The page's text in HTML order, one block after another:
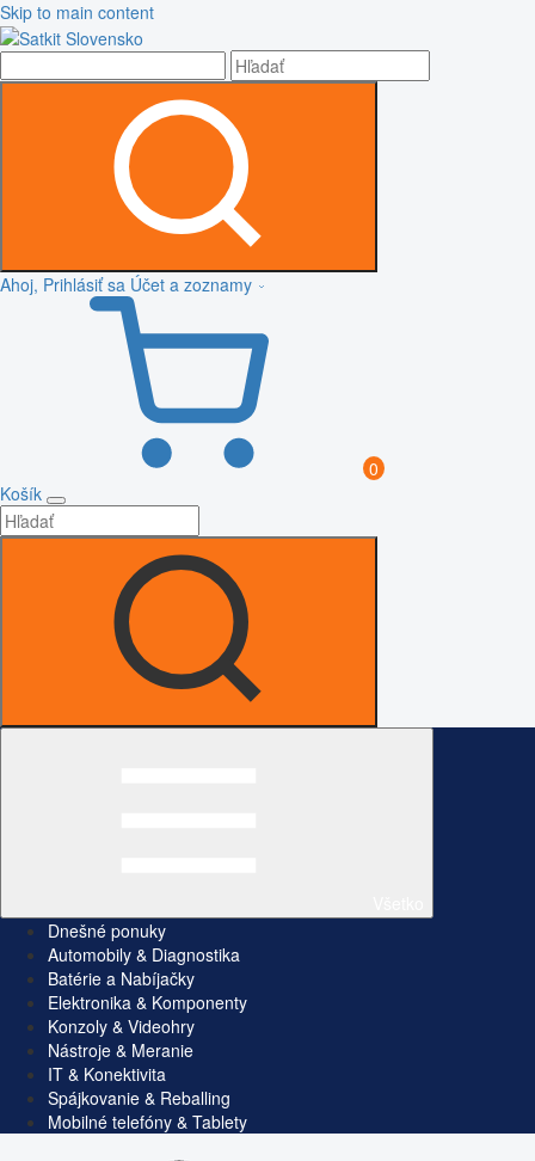
Skip to main content
Ahoj, Prihlásiť sa Účet a zoznamy
0
Košík
Dnešné ponuky
Automobily & Diagnostika
Batérie a Nabíjačky
Elektronika & Komponenty
Konzoly & Videohry
Nástroje & Meranie
IT & Konektivita
Spájkovanie & Reballing
Mobilné telefóny & Tablety